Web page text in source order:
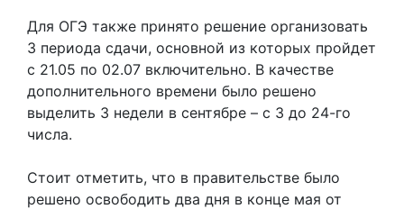
Для ОГЭ также принято решение организовать
3 периода сдачи, основной из которых пройдет
с 21.05 по 02.07 включительно. В качестве
дополнительного времени было решено
выделить 3 недели в сентябре – с 3 до 24-го
числа.
Стоит отметить, что в правительстве было
решено освободить два дня в конце мая от